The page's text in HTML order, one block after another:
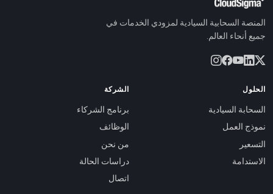
المنصة السحابية السيادية لمزودي الخدمات في
جميع أنحاء العالم.
الحلول
السحابة السيادية
نموذج العمل
التسعير
الاستدامة
الشركة
برنامج الشركاء
الوظائف
من نحن
دراسات الحالة
اتصال